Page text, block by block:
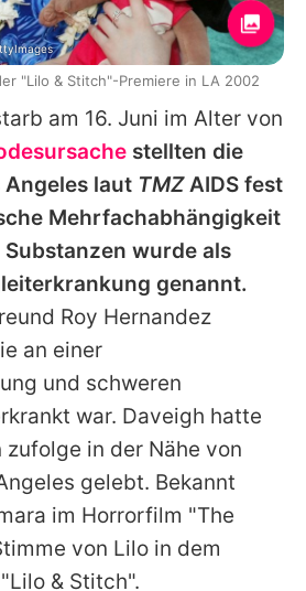
am 16. Juni im Alter von
stellten die
Angeles laut TMZAIDS fest
Mehrfachabhängigkeit
wurde als
genannt.
Roy Hernandez
an einer
und schweren
war. Daveigh hatte
in der Nähe von
gelebt. Bekannt
im Horrorfilm "The
von Lilo in dem
Lilo & Stitch".
"Lilo & Stitch"-Premiere in LA 2002